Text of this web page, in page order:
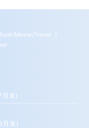
Movie/Travel
末)
月末)